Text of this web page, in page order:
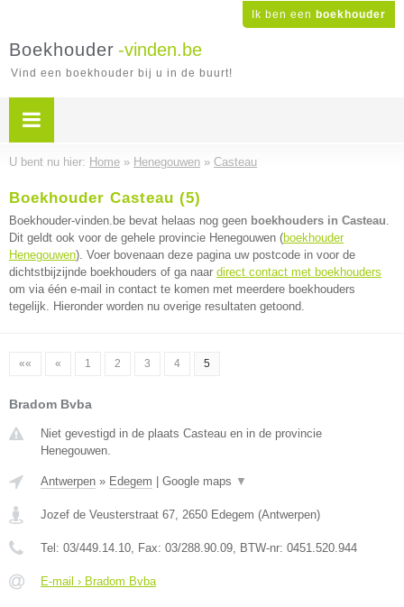
Ik ben een boekhouder
Boekhouder -vinden.be
Vind een boekhouder bij u in de buurt!
U bent nu hier: Home » Henegouwen » Casteau
Boekhouder Casteau (5)
Boekhouder-vinden.be bevat helaas nog geen boekhouders in Casteau.
Dit geldt ook voor de gehele provincie Henegouwen (boekhouder
Henegouwen). Voer bovenaan deze pagina uw postcode in voor de
dichtstbijzijnde boekhouders of ga naar direct contact met boekhouders
om via één e-mail in contact te komen met meerdere boekhouders
tegelijk. Hieronder worden nu overige resultaten getoond.
«« « 1 2 3 4 5
Bradom Bvba
Niet gevestigd in de plaats Casteau en in de provincie
Henegouwen.
Antwerpen » Edegem Google maps ▼
Jozef de Veusterstraat 67, 2650 Edegem (Antwerpen)
Tel: 03/449.14.10, Fax: 03/288.90.09, BTW-nr: 0451.520.944
E-mail › Bradom Bvba